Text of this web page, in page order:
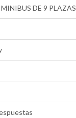
DE 9 PLAZAS